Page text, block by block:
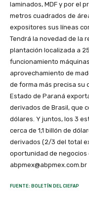
laminados, MDF y por el
metros cuadrados de
expositores sus líneas
Tendrá la novedad de la
plantación localizada a
funcionamiento
aprovechamiento de
de forma más precisa su
Estado de Paraná
derivados de Brasil, que
dólares. Y juntos, los 3
cerca de 1,1 billón de
derivados (2/3 del total
oportunidad de negocios
abpmex@abpmex.com.br
FUENTE: BOLETÍN DEL CIEFAP